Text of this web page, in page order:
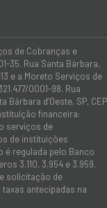
de Cobranças e
35. Rua Santa Bárbara,
e a Moreto Serviços de
0001-98. Rua
Bárbara d’Oeste, SP, CEP
financeira:
serviços de
de instituições
é regulada pelo Banco
3.110, 3.954 e 3.959.
solicitação de
antecipadas na